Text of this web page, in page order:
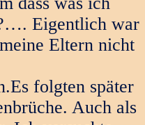
Eigentlich war
Eltern nicht
folgten später
Auch als